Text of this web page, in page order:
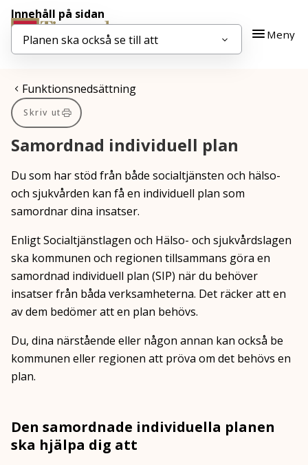
Gå till innehåll
Gå till huvudmeny
Meny
Du är här:
Funktionsnedsättning
Skriv ut
Samordnad individuell plan
Du som har stöd från både socialtjänsten och hälso-
och sjukvården kan få en individuell plan som
samordnar dina insatser.
Enligt Socialtjänstlagen och Hälso- och sjukvårdslagen
ska kommunen och regionen tillsammans göra en
samordnad individuell plan (SIP) när du behöver
insatser från båda verksamheterna. Det räcker att en
av dem bedömer att en plan behövs.
Du, dina närstående eller någon annan kan också be
kommunen eller regionen att pröva om det behövs en
plan.
Den samordnade individuella planen
ska hjälpa dig att
Innehåll på sidan
Planen ska också se till att